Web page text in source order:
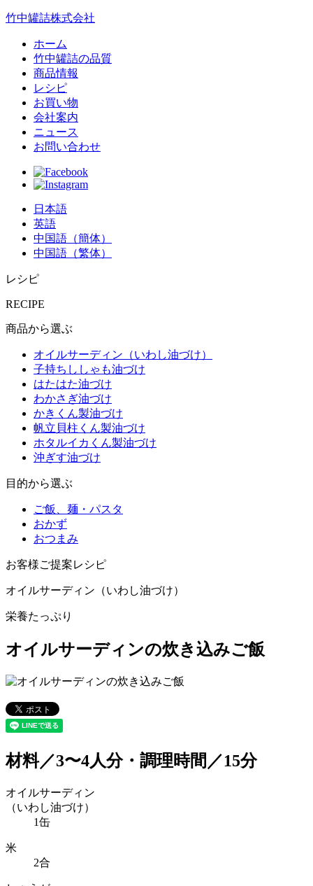
竹中罐詰株式会社
ホーム
竹中罐詰の品質
商品情報
レシピ
お買い物
会社案内
ニュース
お問い合わせ
日本語
英語
中国語（簡体）
中国語（繁体）
レシピ
RECIPE
商品から選ぶ
オイルサーディン（いわし油づけ）
子持ちししゃも油づけ
はたはた油づけ
わかさぎ油づけ
かきくん製油づけ
帆立貝柱くん製油づけ
ホタルイカくん製油づけ
沖ぎす油づけ
目的から選ぶ
ご飯、麺・パスタ
おかず
おつまみ
お客様ご提案レシピ
オイルサーディン（いわし油づけ）
栄養たっぷり
オイルサーディンの炊き込みご飯
材料／3〜4人分・調理時間／15分
オイルサーディン
（いわし油づけ）
1缶
米
2合